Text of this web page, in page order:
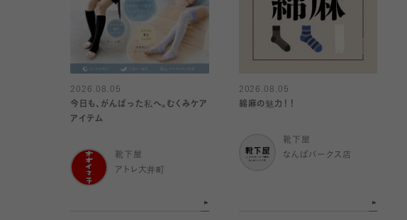
2026.08.05
今日も、がんばった私へ。むくみケア
アイテム
靴下屋
アトレ大井町
2026.08.05
綿麻の魅力！！
靴下屋
なんばパークス店